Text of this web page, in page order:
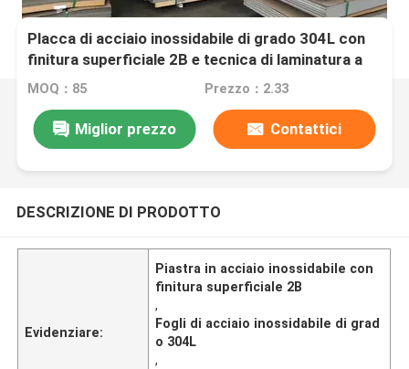
Placca di acciaio inossidabile di grado 304L con
finitura superficiale 2B e tecnica di laminatura a
caldo
MOQ：85 Prezzo：2.33
Miglior prezzo Contattici
DESCRIZIONE DI PRODOTTO
Evidenziare:
Piastra in acciaio inossidabile con
finitura superficiale 2B
,
Fogli di acciaio inossidabile di grad
o 304L
,